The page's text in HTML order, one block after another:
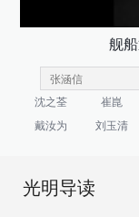
舰
沈之荃 崔崑
戴汝为
刘玉清
光明导读